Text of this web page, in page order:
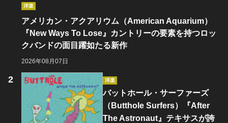
洋楽
アメリカン・アクアリウム（American Aquarium）
『New Ways To Lose』カントリーの要素を持つロッ
クバンドの面目躍如たる新作
2026年08月07日
洋楽
バットホール・サーファーズ
（Butthole Surfers）『After
The Astronaut』テキサスが誇